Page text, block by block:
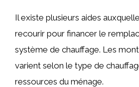
Il existe plusieurs aides
recourir pour financer le
système de chauffage. Les
varient selon le type de
ressources du ménage.